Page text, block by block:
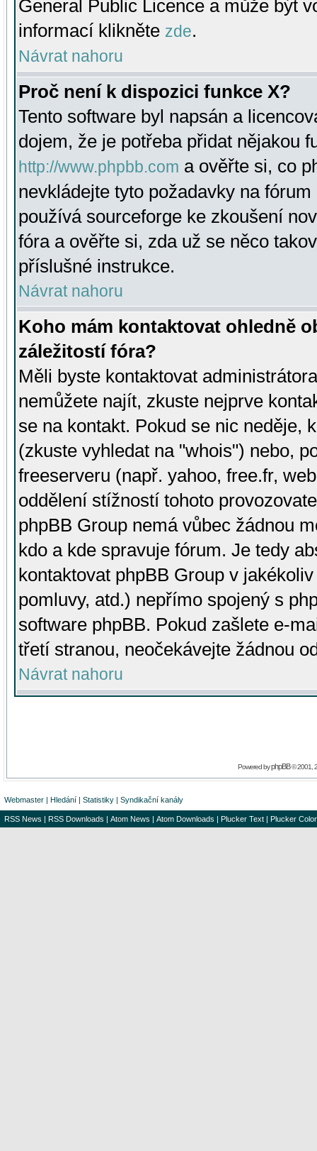
General Public Licence a může být
informací klikněte zde.
Návrat nahoru
Proč není k dispozici funkce X?
Tento software byl napsán a
dojem, že je potřeba přidat nějakou
http://www.phpbb.com a ověřte si, co
nevkládejte tyto požadavky na
používá sourceforge ke zkoušení
fóra a ověřte si, zda už se něco
příslušné instrukce.
Návrat nahoru
Koho mám kontaktovat ohledně
záležitostí fóra?
Měli byste kontaktovat
nemůžete najít, zkuste nejprve
se na kontakt. Pokud se nic neděje,
(zkuste vyhledat na "whois") nebo,
freeserveru (např. yahoo, free.fr,
oddělení stížností tohoto
phpBB Group nemá vůbec žádnou
kdo a kde spravuje fórum. Je tedy
kontaktovat phpBB Group v
pomluvy, atd.) nepřímo spojený s
software phpBB. Pokud zašlete e-
třetí stranou, neočekávejte žádnou
Návrat nahoru
Powered byphpBB© 2001,
Webmaster | Hledání | Statistiky | Syndikační kanály
RSS News | RSS Downloads | Atom News | Atom Downloads | Plucker Text | Plucker Color